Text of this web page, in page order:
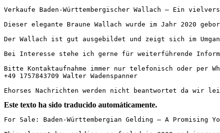
Verkaufe Baden-Württembergischer Wallach – Ein
Dieser elegante Braune Wallach wurde im Jahr 2020
Der Wallach ist gut ausgebildet und zeigt sich im
Bei Interesse stehe ich gerne für weiterführende
Bitte Kontaktaufnahme immer nur telefonisch oder per
+49 1757843709 Walter Wadenspanner
Ehorses Nachrichten werden nicht beantwortet da wir
Este texto ha sido traducido automáticamente.
For Sale: Baden-Württembergian Gelding – A Promising